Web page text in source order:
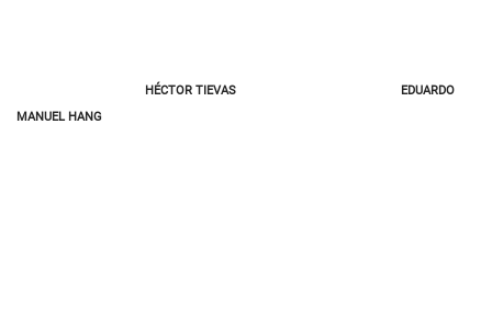
HÉCTOR TIEVAS
EDUARDO
MANUEL HANG